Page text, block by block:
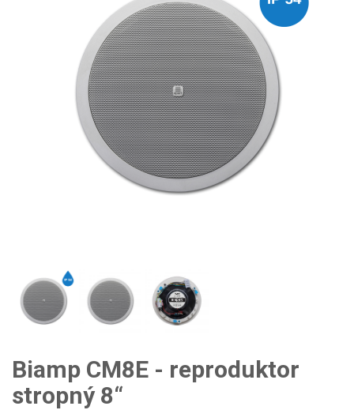
Biamp CM8E - reproduktor
stropný 8“